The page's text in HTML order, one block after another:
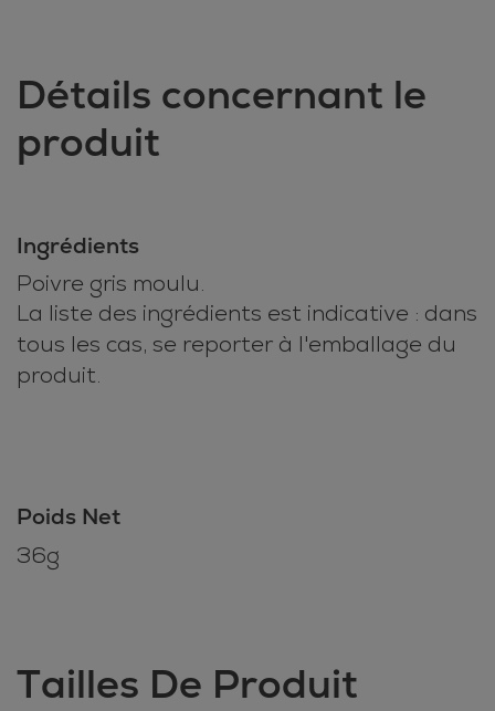
Détails concernant le
produit
Ingrédients
Poivre gris moulu.
La liste des ingrédients est indicative : dans
tous les cas, se reporter à l'emballage du
produit.
Poids Net
36g
Tailles De Produit